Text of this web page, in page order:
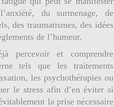
du surmenage, de
des traumatismes, des idées
de l’humeur.
percevoir et comprendre
tels que les traitements
les psychothérapies ou
le stress afin d’en éviter si
la prise nécessaire